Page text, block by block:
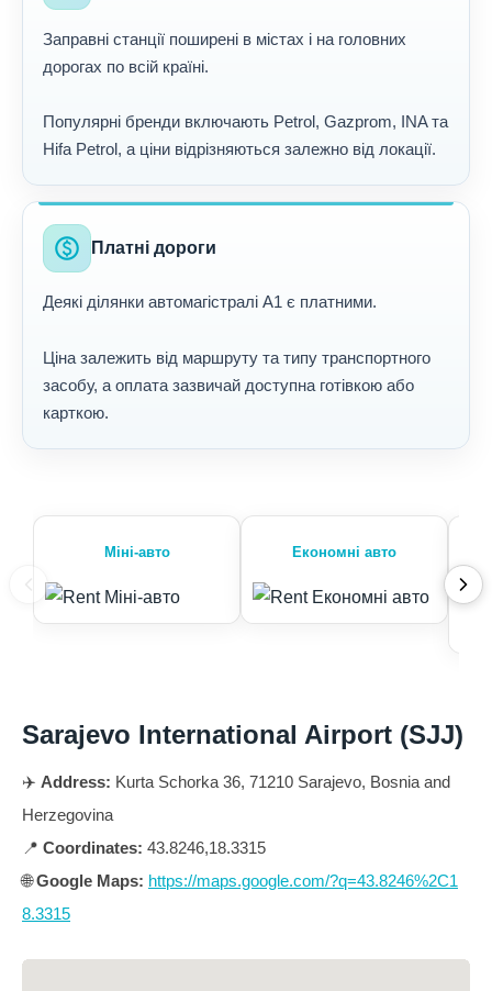
Заправні станції поширені в містах і на головних
дорогах по всій країні.
Популярні бренди включають Petrol, Gazprom, INA та
Hifa Petrol, а ціни відрізняються залежно від локації.
paid Платні дороги
Деякі ділянки автомагістралі A1 є платними.
Ціна залежить від маршруту та типу транспортного
засобу, а оплата зазвичай доступна готівкою або
карткою.
Міні-авто Економні авто
Sarajevo International Airport (SJJ)
✈️ Address: Kurta Schorka 36, 71210 Sarajevo, Bosnia and
Herzegovina
📍 Coordinates: 43.8246,18.3315
🌐Google Maps: https://maps.google.com/?q=43.8246%2C1
8.3315